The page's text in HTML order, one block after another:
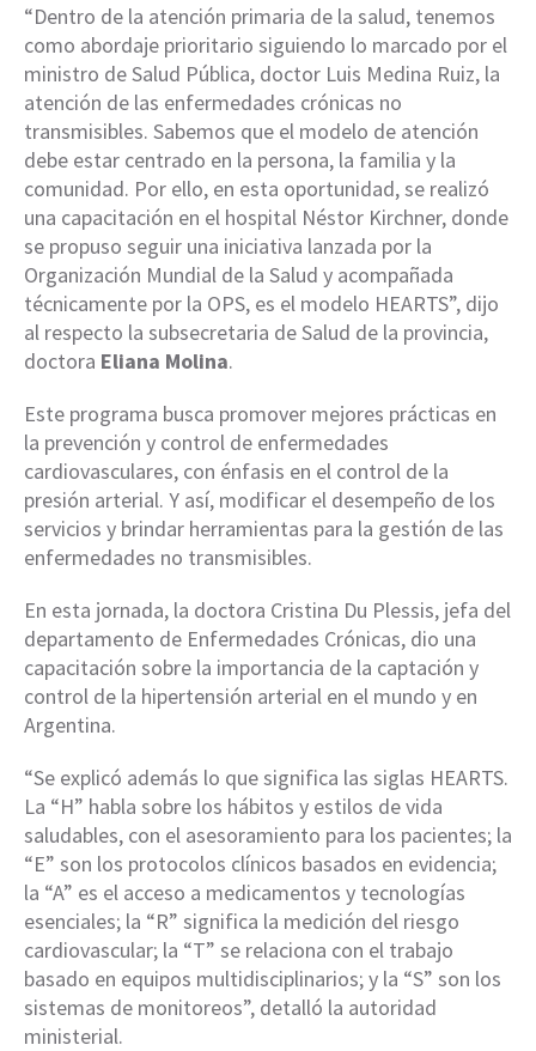
“Dentro de la atención primaria de la salud, tenemos
como abordaje prioritario siguiendo lo marcado por el
ministro de Salud Pública, doctor Luis Medina Ruiz, la
atención de las enfermedades crónicas no
transmisibles. Sabemos que el modelo de atención
debe estar centrado en la persona, la familia y la
comunidad. Por ello, en esta oportunidad, se realizó
una capacitación en el hospital Néstor Kirchner, donde
se propuso seguir una iniciativa lanzada por la
Organización Mundial de la Salud y acompañada
técnicamente por la OPS, es el modelo HEARTS”, dijo
al respecto la subsecretaria de Salud de la provincia,
doctora Eliana Molina.
Este programa busca promover mejores prácticas en
la prevención y control de enfermedades
cardiovasculares, con énfasis en el control de la
presión arterial. Y así, modificar el desempeño de los
servicios y brindar herramientas para la gestión de las
enfermedades no transmisibles.
En esta jornada, la doctora Cristina Du Plessis, jefa del
departamento de Enfermedades Crónicas, dio una
capacitación sobre la importancia de la captación y
control de la hipertensión arterial en el mundo y en
Argentina.
“Se explicó además lo que significa las siglas HEARTS.
La “H” habla sobre los hábitos y estilos de vida
saludables, con el asesoramiento para los pacientes; la
“E” son los protocolos clínicos basados en evidencia;
la “A” es el acceso a medicamentos y tecnologías
esenciales; la “R” significa la medición del riesgo
cardiovascular; la “T” se relaciona con el trabajo
basado en equipos multidisciplinarios; y la “S” son los
sistemas de monitoreos”, detalló la autoridad
ministerial.